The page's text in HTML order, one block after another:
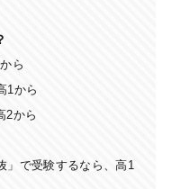
ら
1から
2から
」で受験するなら、高1